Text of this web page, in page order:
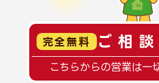
完全無料 ご相
こちらからの営業は一